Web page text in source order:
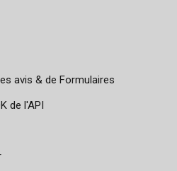
avis & de Formulaires
de l'API